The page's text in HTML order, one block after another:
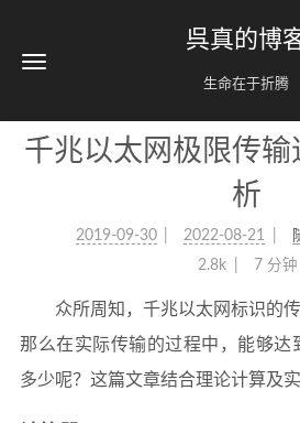
呉真的博
生命在于折腾
千兆以太网极限传
析
2019-09-30 2022-08-21
2.8k
7 分钟
众所周知，千兆以太网标识的传
那么在实际传输的过程中，能够达
多少呢？这篇文章结合理论计算及